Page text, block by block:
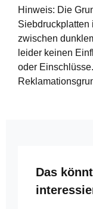
Hinweis: Die
Siebdruckplatten
zwischen
leider keinen
oder
Das